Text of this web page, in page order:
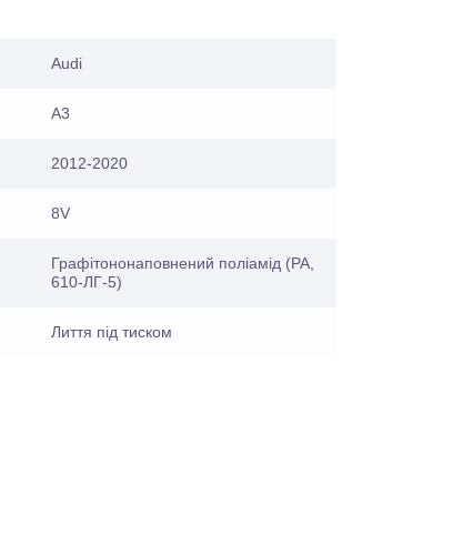
Audi
A3
2012-2020
8V
Графітононаповнений поліамід (PA,
610-ЛГ-5)
Лиття під тиском